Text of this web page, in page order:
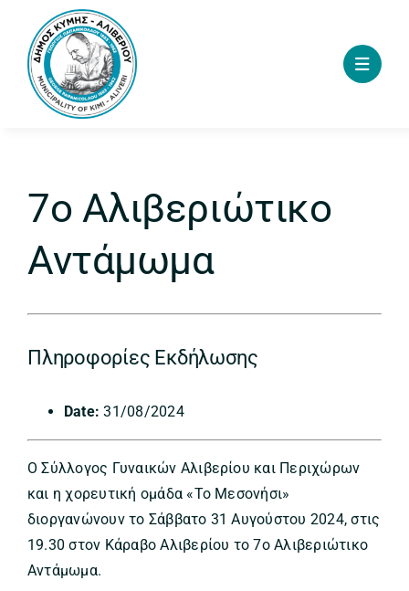
content
7ο Αλιβεριώτικο
Αντάμωμα
Πληροφορίες Εκδήλωσης
Date: 31/08/2024
Ο Σύλλογος Γυναικών Αλιβερίου και Περιχώρων
και η χορευτική ομάδα «Το Μεσονήσι»
διοργανώνουν το Σάββατο 31 Αυγούστου 2024, στις
19.30 στον Κάραβο Αλιβερίου το 7ο Αλιβεριώτικο
Αντάμωμα.